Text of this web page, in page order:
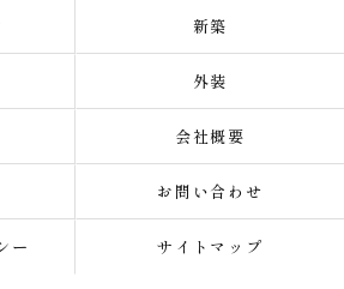
新築
外装
会社概要
お問い合わせ
ー サイトマップ